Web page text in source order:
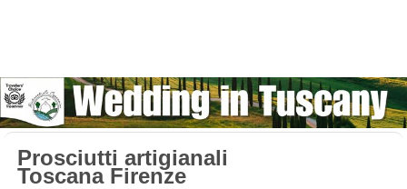
Prosciutti artigianali
Toscana Firenze